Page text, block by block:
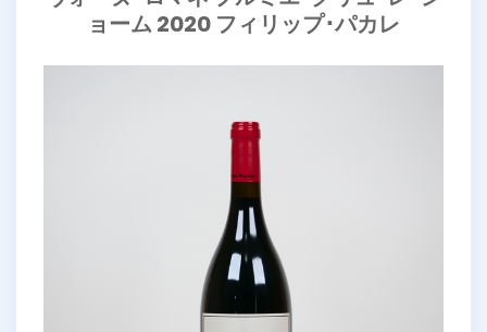
ョーム 2020 フィリップ･パカレ